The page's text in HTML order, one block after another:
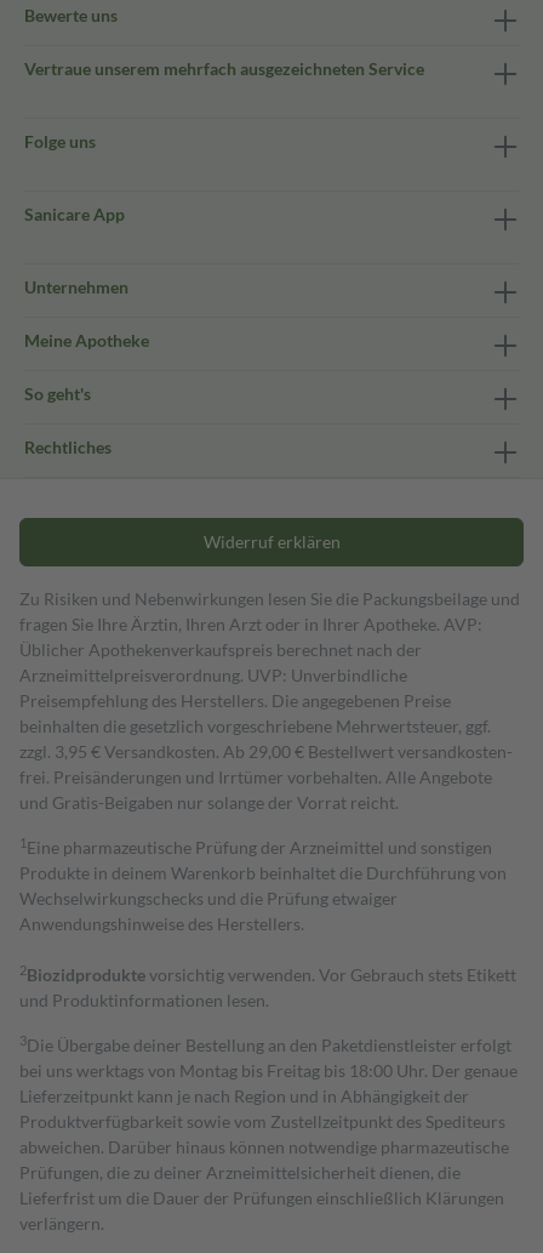
Bewerte uns
Vertraue unserem mehrfach ausgezeichneten Service
Folge uns
Sanicare App
Unternehmen
Meine Apotheke
So geht's
Rechtliches
Widerruf erklären
Zu Risiken und Nebenwirkungen lesen Sie die Packungsbeilage und
fragen Sie Ihre Ärztin, Ihren Arzt oder in Ihrer Apotheke. AVP:
Üblicher Apothekenverkaufspreis berechnet nach der
Arzneimittelpreisverordnung. UVP: Unverbindliche
Preisempfehlung des Herstellers. Die angegebenen Preise
beinhalten die gesetzlich vorgeschriebene Mehrwertsteuer, ggf.
zzgl. 3,95 € Versandkosten. Ab 29,00 € Bestell­wert versand­kosten­
frei. Preisänderungen und Irrtümer vorbehalten. Alle Angebote
und Gratis-Beigaben nur solange der Vorrat reicht.
1 Eine pharmazeutische Prüfung der Arzneimittel und sonstigen
Produkte in deinem Warenkorb beinhaltet die Durchführung von
Wechselwirkungschecks und die Prüfung etwaiger
Anwendungshinweise des Herstellers.
2Biozidproduktevorsichtig verwenden. Vor Gebrauch stets Etikett
und Produktinformationen lesen.
3Die Übergabe deiner Bestellung an den Paketdienstleister erfolgt
bei uns werktags von Montag bis Freitag bis 18:00 Uhr. Der genaue
Lieferzeitpunkt kann je nach Region und in Abhängigkeit der
Produktverfügbarkeit sowie vom Zustellzeitpunkt des Spediteurs
abweichen. Darüber hinaus können notwendige pharmazeutische
Prüfungen, die zu deiner Arzneimittelsicherheit dienen, die
Lieferfrist um die Dauer der Prüfungen einschließlich Klärungen
verlängern.